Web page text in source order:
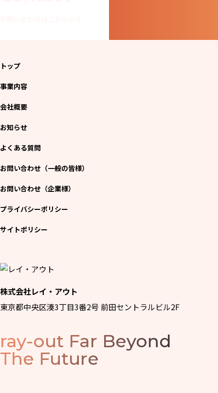
株式会社レイ・アウト
東京都中央区湊3丁目3番2号 前田セントラルビル2F
トップ
事業内容
会社概要
お知らせ
よくある質問
お問い合わせ（一般の皆様）
お問い合わせ（企業様）
プライバシーポリシー
サイトポリシー
ray-out Far Beyond
The Future